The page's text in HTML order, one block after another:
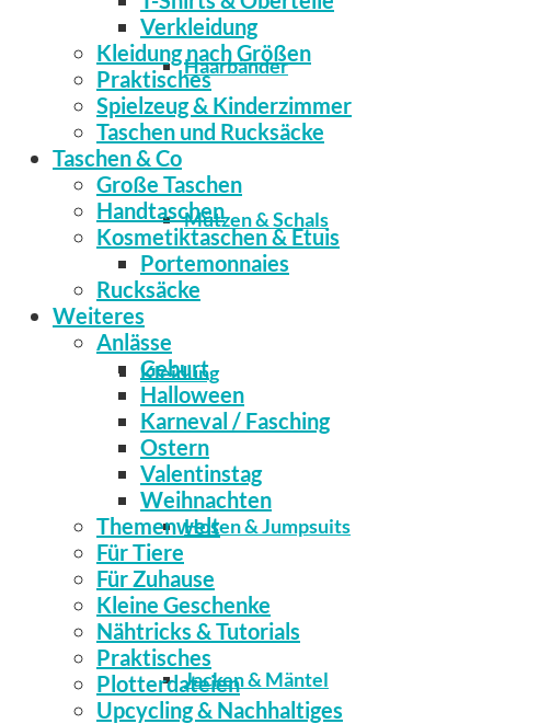
Haarbänder
Mützen & Schals
Kleidung
Hosen & Jumpsuits
Jacken & Mäntel
Verkleidung
Kleidung nach Größen
Praktisches
Spielzeug & Kinderzimmer
Taschen und Rucksäcke
Taschen & Co
Große Taschen
Handtaschen
Kosmetiktaschen & Etuis
Portemonnaies
Rucksäcke
Weiteres
Anlässe
Geburt
Halloween
Karneval / Fasching
Ostern
Valentinstag
Weihnachten
Themenwelt
Für Tiere
Für Zuhause
Kleine Geschenke
Nähtricks & Tutorials
Praktisches
Plotterdateien
Upcycling & Nachhaltiges